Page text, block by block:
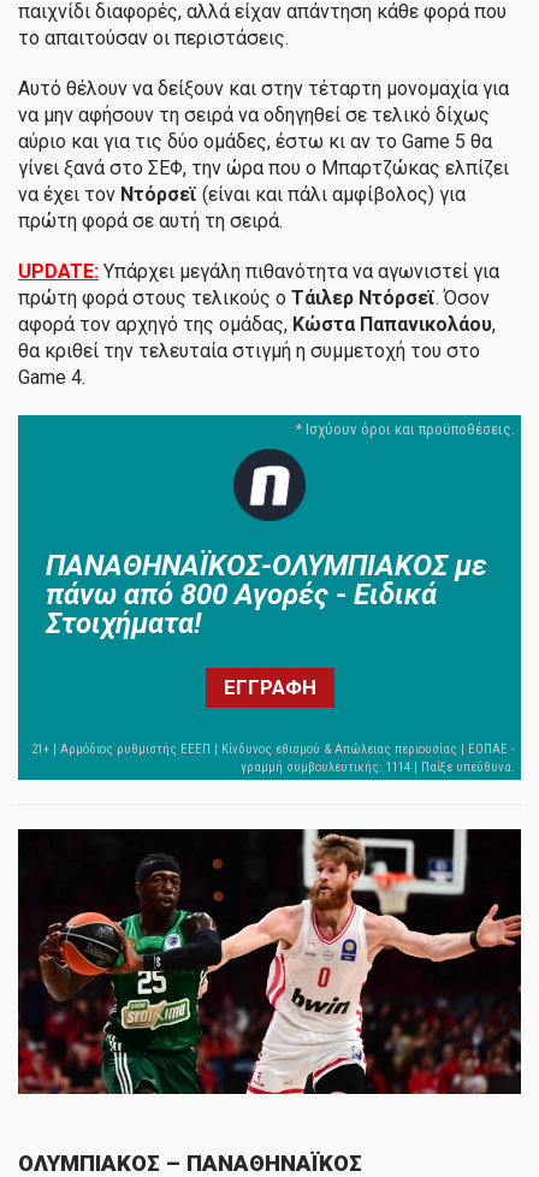
παιχνίδι διαφορές, αλλά είχαν απάντηση κάθε φορά που
το απαιτούσαν οι περιστάσεις.
Αυτό θέλουν να δείξουν και στην τέταρτη μονομαχία για
να μην αφήσουν τη σειρά να οδηγηθεί σε τελικό δίχως
αύριο και για τις δύο ομάδες, έστω κι αν το Game 5 θα
γίνει ξανά στο ΣΕΦ, την ώρα που ο Μπαρτζώκας ελπίζει
να έχει τον Ντόρσεϊ (είναι και πάλι αμφίβολος) για
πρώτη φορά σε αυτή τη σειρά.
UPDATE: Υπάρχει μεγάλη πιθανότητα να αγωνιστεί για
πρώτη φορά στους τελικούς ο Τάιλερ Ντόρσεϊ. Όσον
αφορά τον αρχηγό της ομάδας, Κώστα Παπανικολάου,
θα κριθεί την τελευταία στιγμή η συμμετοχή του στο
Game 4.
ΠΑΝΑΘΗΝΑΪΚΟΣ-ΟΛΥΜΠΙΑΚΟΣ με
πάνω από 800 Αγορές - Ειδικά
Στοιχήματα!
ΕΓΓΡΑΦΗ
ΟΛΥΜΠΙΑΚΟΣ – ΠΑΝΑΘΗΝΑΪΚΟΣ